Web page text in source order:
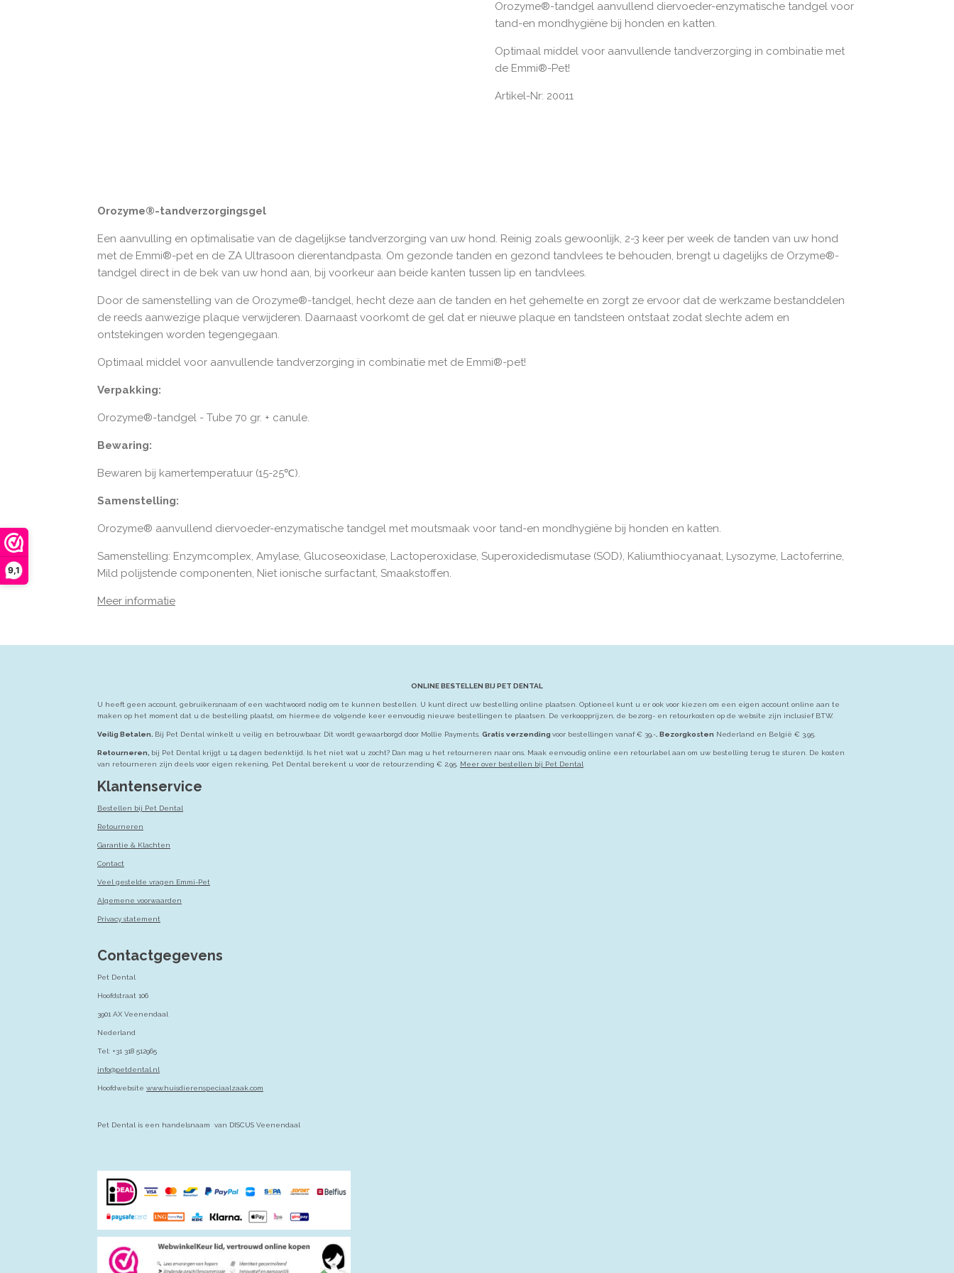
9,1
Orozyme®-tandgel aanvullend diervoeder-enzymatische tandgel voor
tand-en mondhygiëne bij honden en katten.
Optimaal middel voor aanvullende tandverzorging in combinatie met
de Emmi®-Pet!
Artikel-Nr: 20011
Orozyme®-tandverzorgingsgel
Een aanvulling en optimalisatie van de dagelijkse tandverzorging van uw hond. Reinig zoals gewoonlijk, 2-3 keer per week de tanden van uw hond
met de Emmi®-pet en de ZA Ultrasoon dierentandpasta. Om gezonde tanden en gezond tandvlees te behouden, brengt u dagelijks de Orzyme®-
tandgel direct in de bek van uw hond aan, bij voorkeur aan beide kanten tussen lip en tandvlees.
Door de samenstelling van de Orozyme®-tandgel, hecht deze aan de tanden en het gehemelte en zorgt ze ervoor dat de werkzame bestanddelen
de reeds aanwezige plaque verwijderen. Daarnaast voorkomt de gel dat er nieuwe plaque en tandsteen ontstaat zodat slechte adem en
ontstekingen worden tegengegaan.
Optimaal middel voor aanvullende tandverzorging in combinatie met de Emmi®-pet!
Verpakking:
Orozyme®-tandgel - Tube 70 gr. + canule.
Bewaring:
Bewaren bij kamertemperatuur (15-25℃).
Samenstelling:
Orozyme® aanvullend diervoeder-enzymatische tandgel met moutsmaak voor tand-en mondhygiëne bij honden en katten.
Samenstelling: Enzymcomplex, Amylase, Glucoseoxidase, Lactoperoxidase, Superoxidedismutase (SOD), Kaliumthiocyanaat, Lysozyme, Lactoferrine,
Mild polijstende componenten, Niet ionische surfactant, Smaakstoffen.
Meer informatie
ONLINE BESTELLEN BIJ PET DENTAL
U heeft geen account, gebruikersnaam of een wachtwoord nodig om te kunnen bestellen. U kunt direct uw bestelling online plaatsen. Optioneel kunt u er ook voor kiezen om een eigen account online aan te
maken op het moment dat u de bestelling plaatst, om hiermee de volgende keer eenvoudig nieuwe bestellingen te plaatsen. De verkoopprijzen, de bezorg- en retourkosten op de website zijn inclusief BTW.
Veilig Betalen. Bij Pet Dental winkelt u veilig en betrouwbaar. Dit wordt gewaarborgd door Mollie Payments. Gratis verzending voor bestellingen vanaf € 39,- . Bezorgkosten Nederland en België € 3,95.
Retourneren, bij Pet Dental krijgt u 14 dagen bedenktijd. Is het niet wat u zocht? Dan mag u het retourneren naar ons. Maak eenvoudig online een retourlabel aan om uw bestelling terug te sturen. De kosten
van retourneren zijn deels voor eigen rekening, Pet Dental berekent u voor de retourzending € 2,95. Meer over bestellen bij Pet Dental
Klantenservice
Bestellen bij Pet Dental
Retourneren
Garantie & Klachten
Contact
Veel gestelde vragen Emmi-Pet
Algemene voorwaarden
Privacy statement
Contactgegevens
Pet Dental
Hoofdstraat 106
3901 AX Veenendaal
Nederland
Tel: +31 318 512965
info@petdental.nl
Hoofdwebsite www.huisdierenspeciaalzaak.com
Pet Dental is een handelsnaam van DISCUS Veenendaal